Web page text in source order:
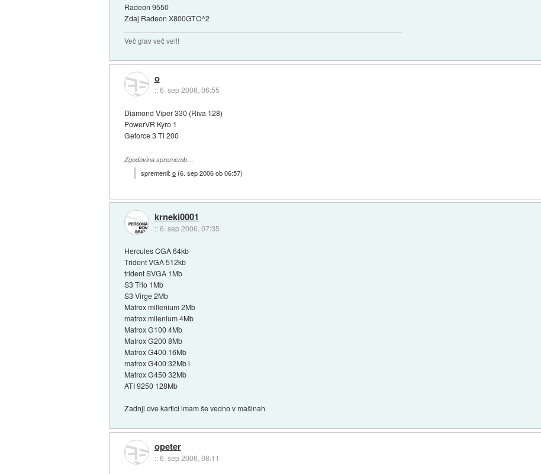
Radeon 9550
Zdaj Radeon X800GTO^2
Več glav več ve!!!
o
::6. sep 2006, 06:55
Diamond Viper 330 (Riva 128)
PowerVR Kyro 1
Geforce 3 Ti 200
Zgodovina sprememb…
spremenil:o(6. sep 2006 ob 06:57)
krneki0001
::6. sep 2006, 07:35
Hercules CGA 64kb
Trident VGA 512kb
trident SVGA 1Mb
S3 Trio 1Mb
S3 Virge 2Mb
Matrox millenium 2Mb
matrox milenium 4Mb
Matrox G100 4Mb
Matrox G200 8Mb
Matrox G400 16Mb
matrox G400 32Mb l
Matrox G450 32Mb
ATI 9250 128Mb
Zadnji dve kartici imam še vedno v mašinah
opeter
::6. sep 2006, 08:11